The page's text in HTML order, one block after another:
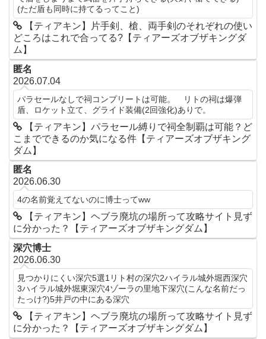
(ただ盾も同時に持てるってこと)
【ティアキン】片手剣、槍、両手剣のそれぞれの使い
どころはこれで合ってる?【ティアーズオブザキングダ
ム】
匿名
2026.07.04
パラセールなしで祠コンプリートは可能。 リトの祠は爆弾
盾、ロケット立て、グライド装備(2回強化)ありで。
【ティアキン】パラセール縛りで祠全制覇は可能？ど
こまでできるのか気になる件【ティアーズオブザキング
ダム】
匿名
2026.06.30
4の名前覚えてないのに博士ってww
【ティアキン】ヘブラ廃坑の場所って攻略サイト見ず
に分かった？【ティアーズオブザキングダム】
深穴博士
2026.06.30
見つかりにくい深穴5選1リト村の深穴2ハイラル城外堀西深穴
3ハイラル城外堀東深穴4ゾーラの里地下深穴(こんな名前だっ
たっけ?)5井戸の中にある深穴
【ティアキン】ヘブラ廃坑の場所って攻略サイト見ず
に分かった？【ティアーズオブザキングダム】